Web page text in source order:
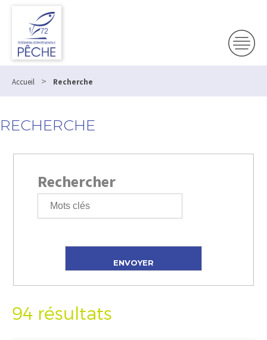
Accueil > Recherche
RECHERCHE
Rechercher
94 résultats